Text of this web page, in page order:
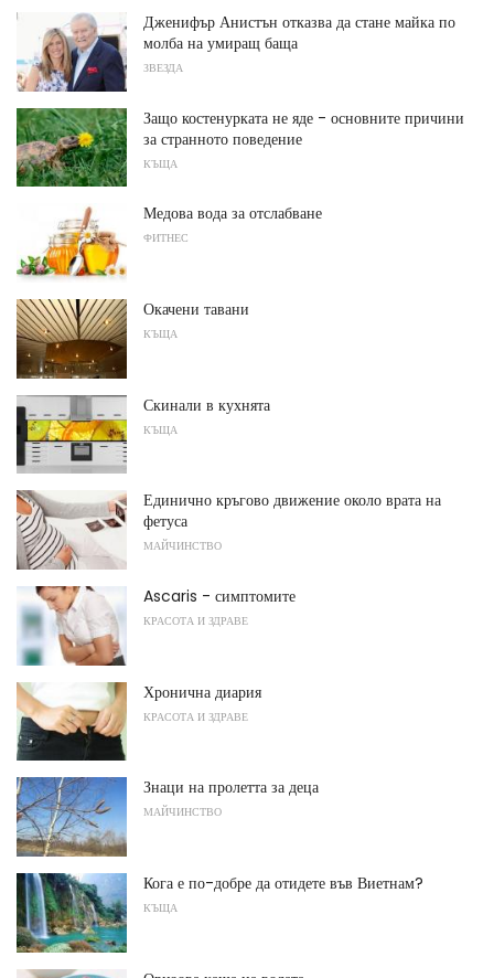
Дженифър Анистън отказва да стане майка по
молба на умиращ баща
ЗВЕЗДА
Защо костенурката не яде - основните причини
за странното поведение
КЪЩА
Медова вода за отслабване
ФИТНЕС
Окачени тавани
КЪЩА
Скинали в кухнята
КЪЩА
Единично кръгово движение около врата на
фетуса
МАЙЧИНСТВО
Ascaris - симптомите
КРАСОТА И ЗДРАВЕ
Хронична диария
КРАСОТА И ЗДРАВЕ
Знаци на пролетта за деца
МАЙЧИНСТВО
Кога е по-добре да отидете във Виетнам?
КЪЩА